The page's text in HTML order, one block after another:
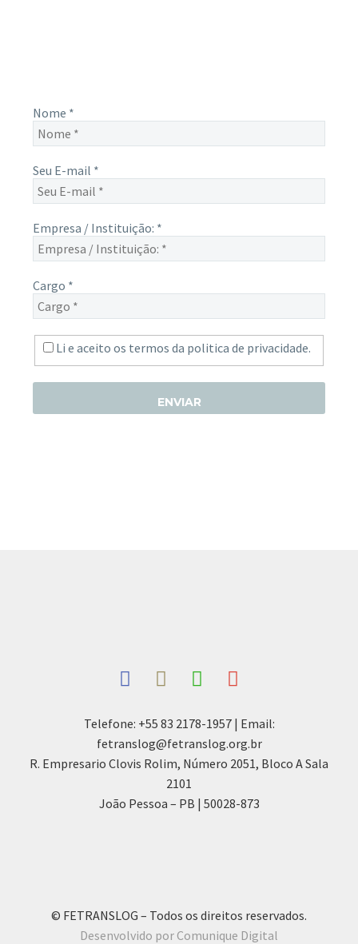
Nome *
Seu E-mail *
Empresa / Instituição: *
Cargo *
Li e aceito os termos da politica de privacidade.
Telefone: +55 83 2178-1957 | Email:
fetranslog@fetranslog.org.br
R. Empresario Clovis Rolim, Número 2051, Bloco A Sala
2101
João Pessoa – PB | 50028-873
© FETRANSLOG – Todos os direitos reservados.
Desenvolvido por Comunique Digital